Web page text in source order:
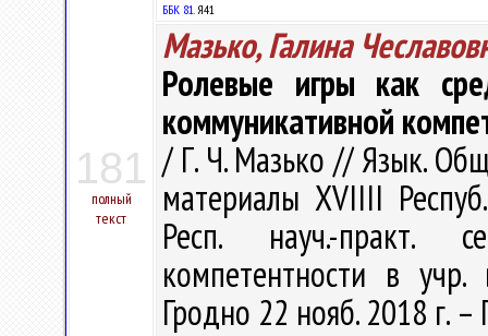
181
полный
текст
ББК 81.Я41
Мазько, Галина
Ролевые игры как
коммуникативной
/ Г. Ч. Мазько // Язык.
материалы ХVIIII
Респ. науч.-практ.
компетентности в
Гродно 22 нояб. 2018 г.